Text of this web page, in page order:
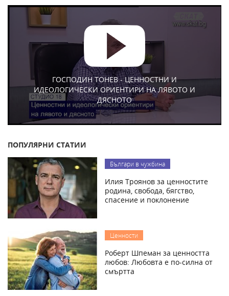
ГОСПОДИН ТОНЕВ - ЦЕННОСТНИ И
ИДЕОЛОГИЧЕСКИ ОРИЕНТИРИ НА ЛЯВОТО И
ДЯСНОТО
ПОПУЛЯРНИ СТАТИИ
Българи в чужбина
Илия Троянов за ценностите
родина, свобода, бягство,
спасение и поклонение
Ценности
Роберт Шпеман за ценността
любов: Любовта е по-силна от
смъртта